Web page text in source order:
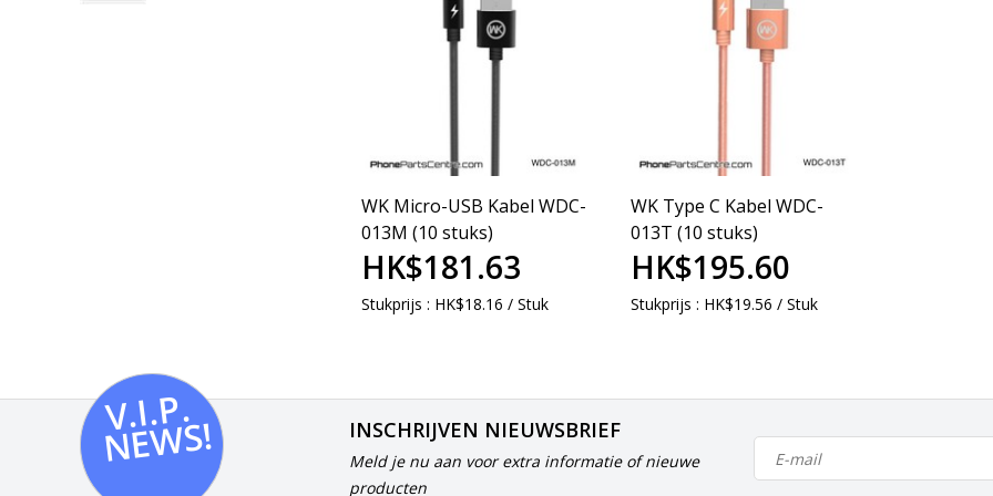
WK Micro-USB Kabel WDC-
013M (10 stuks)
HK$181.63
Stukprijs : HK$18.16 / Stuk
WK Type C Kabel WDC-
013T (10 stuks)
HK$195.60
Stukprijs : HK$19.56 / Stuk
V.I.
P.
N
E
W
S! INSCHRIJVEN NIEUWSBRIEF
Meld je nu aan voor extra informatie of nieuwe
producten